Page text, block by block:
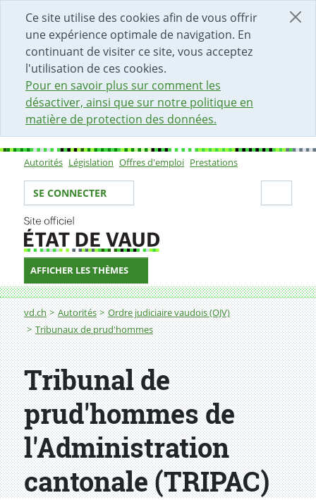
Ce site utilise des cookies afin de vous offrir
une expérience optimale de navigation. En
continuant de visiter ce site, vous acceptez
l'utilisation de ces cookies.
Pour en savoir plus sur comment les
désactiver, ainsi que sur notre politique en
matière de protection des données.
DÉBUT DU CONTENU DE LA PAGE
ACCÈS AU CHAMP DE RECHERCHE
PAGE D'ACCUEIL
FORMULAIRE DE CONTACT
Sous-navigation
Autorités Législation Offres d'emploi Prestations
Votre identité
SE CONNECTER
AFFICHER LES THÈMES
Fil d'Ariane
vd.ch Autorités
Ordre judiciaire vaudois (OJV)
Tribunaux de prud'hommes
Tribunal de prud'hommes de l'Administration
Tribunal de
prud'hommes de
l'Administration
cantonale (TRIPAC)